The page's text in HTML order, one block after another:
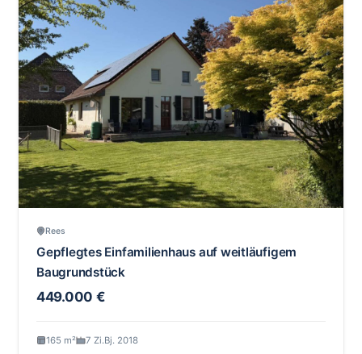
Rees
Gepflegtes Einfamilienhaus auf weitläufigem
Baugrundstück
449.000 €
165 m² 7 Zi.Bj. 2018